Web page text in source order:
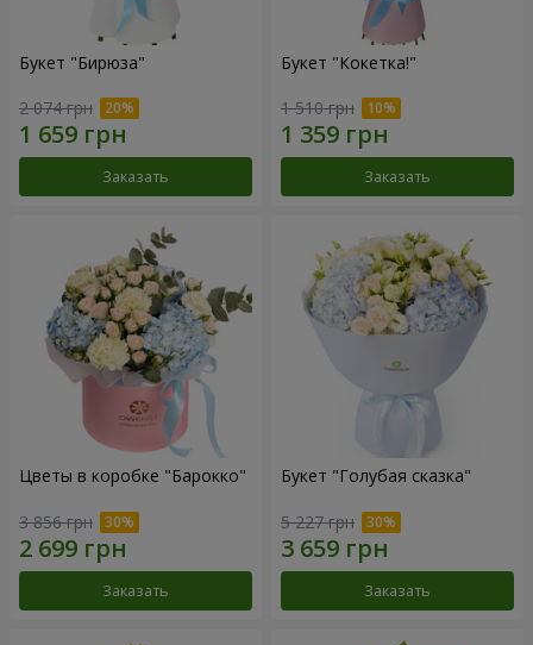
Букет "Бирюза"
2 074 грн
Заказать
Букет "Кокетка!"
1 510 грн
Заказать
Цветы в коробке "Барокко"
3 856 грн
Заказать
Букет "Голубая сказка"
5 227 грн
Заказать